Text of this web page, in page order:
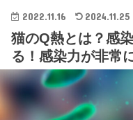
2022.11.16 2024.11.25
猫のQ熱とは？感
る！感染力が非常